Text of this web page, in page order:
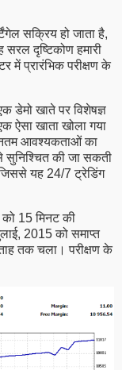
सक्रिय हो जाता है,
दृष्टिकोण हमारी
में प्रारंभिक परीक्षण के
डेमो खाते पर विशेषज्ञ
ऐसा खाता खोला गया
आवश्यकताओं का
सुनिश्चित की जा सकती
यह 24/7 ट्रेडिंग
15 मिनट की
2015 को समाप्त
तक चला। परीक्षण के